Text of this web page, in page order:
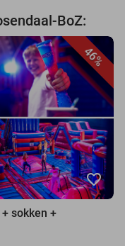
BoZ:
46%
favorite_border
sokken +